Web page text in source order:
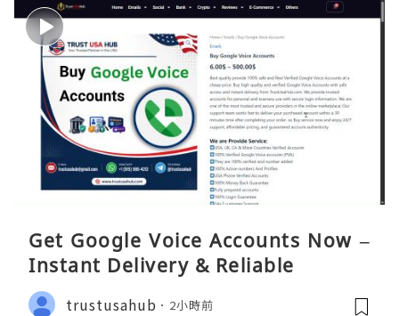
Get Google Voice Accounts Now –
Instant Delivery & Reliable
trustusahub 2小時前